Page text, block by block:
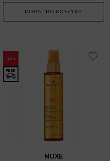
DODAJ DO KOSZYKA
-12%
NUXE